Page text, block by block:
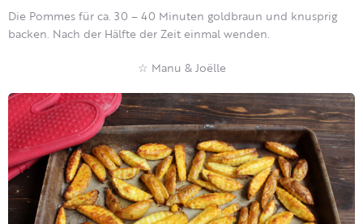
Die Pommes für ca. 30 – 40 Minuten goldbraun und knusprig
backen. Nach der Hälfte der Zeit einmal wenden.
☆ Manu & Joëlle